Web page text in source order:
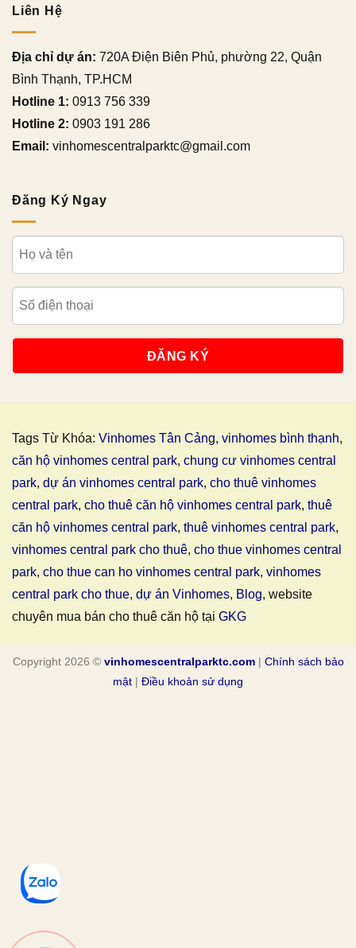
Liên Hệ
Địa chỉ dự án: 720A Điện Biên Phủ, phường 22, Quận
Bình Thạnh, TP.HCM
Hotline 1: 0913 756 339
Hotline 2: 0903 191 286
Email: vinhomescentralparktc@gmail.com
Đăng Ký Ngay
Tags Từ Khóa: Vinhomes Tân Cảng, vinhomes bình thạnh,
căn hộ vinhomes central park, chung cư vinhomes central
park, dự án vinhomes central park, cho thuê vinhomes
central park, cho thuê căn hộ vinhomes central park, thuê
căn hộ vinhomes central park, thuê vinhomes central park,
vinhomes central park cho thuê, cho thue vinhomes central
park, cho thue can ho vinhomes central park, vinhomes
central park cho thue, dự án Vinhomes, Blog, website
chuyên mua bán cho thuê căn hộ tại GKG
Copyright 2026 © vinhomescentralparktc.com| Chính sách bảo
mật | Điều khoản sử dụng